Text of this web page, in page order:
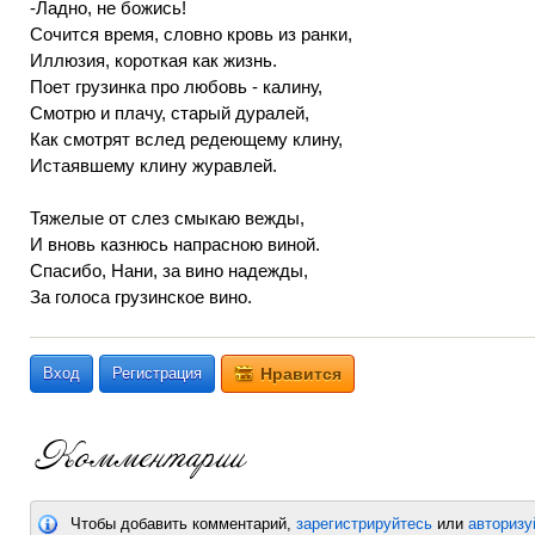
-Ладно, не божись!
Сочится время, словно кровь из ранки,
Иллюзия, короткая как жизнь.
Поет грузинка про любовь - калину,
Смотрю и плачу, старый дуралей,
Как смотрят вслед редеющему клину,
Истаявшему клину журавлей.
Тяжелые от слез смыкаю вежды,
И вновь казнюсь напрасною виной.
Спасибо, Нани, за вино надежды,
За голоса грузинское вино.
Вход Регистрация Нравится
Чтобы добавить комментарий, зарегистрируйтесь или